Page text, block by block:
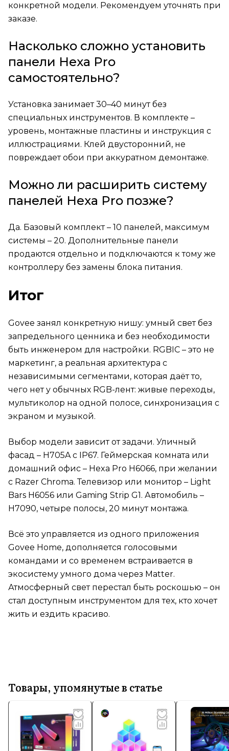
конкретной модели. Рекомендуем уточнять при
заказе.
Насколько сложно установить
панели Hexa Pro
самостоятельно?
Установка занимает 30–40 минут без
специальных инструментов. В комплекте –
уровень, монтажные пластины и инструкция с
иллюстрациями. Клей двусторонний, не
повреждает обои при аккуратном демонтаже.
Можно ли расширить систему
панелей Hexa Pro позже?
Да. Базовый комплект – 10 панелей, максимум
системы – 20. Дополнительные панели
продаются отдельно и подключаются к тому же
контроллеру без замены блока питания.
Итог
Govee занял конкретную нишу: умный свет без
запредельного ценника и без необходимости
быть инженером для настройки. RGBIC – это не
маркетинг, а реальная архитектура с
независимыми сегментами, которая даёт то,
чего нет у обычных RGB-лент: живые переходы,
мультиколор на одной полосе, синхронизация с
экраном и музыкой.
Выбор модели зависит от задачи. Уличный
фасад – H705A с IP67. Геймерская комната или
домашний офис – Hexa Pro H6066, при желании
с Razer Chroma. Телевизор или монитор – Light
Bars H6056 или Gaming Strip G1. Автомобиль –
H7090, четыре полосы, 20 минут монтажа.
Всё это управляется из одного приложения
Govee Home, дополняется голосовыми
командами и со временем встраивается в
экосистему умного дома через Matter.
Атмосферный свет перестал быть роскошью – он
стал доступным инструментом для тех, кто хочет
жить и ездить красиво.
Товары, упомянутые в статье